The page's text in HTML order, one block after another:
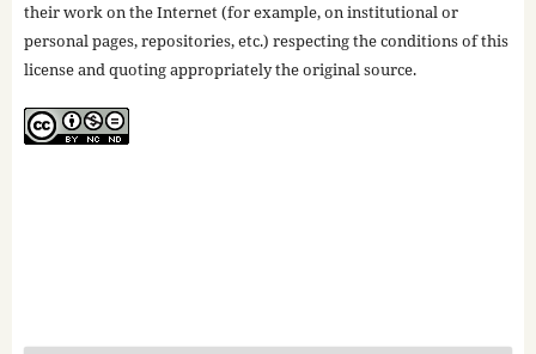
their work on the Internet (for example, on institutional or
personal pages, repositories, etc.) respecting the conditions of this
license and quoting appropriately the original source.